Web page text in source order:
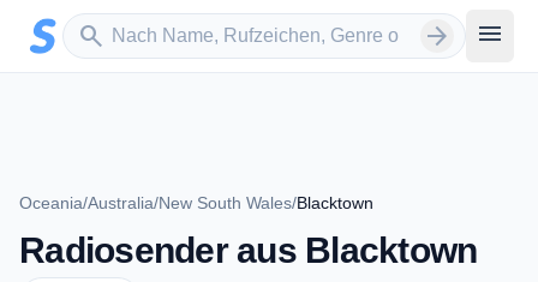
Zum Hauptinhalt springen
search
Sender suchen arrow_forward menu
Oceania/Australia/New South Wales/Blacktown
Radiosender aus Blacktown